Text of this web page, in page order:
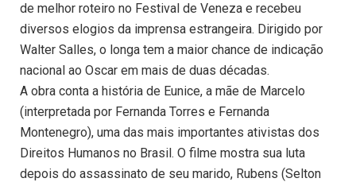
de melhor roteiro no Festival de Veneza e recebeu
diversos elogios da imprensa estrangeira. Dirigido por
Walter Salles, o longa tem a maior chance de indicação
nacional ao Oscar em mais de duas décadas.
A obra conta a história de Eunice, a mãe de Marcelo
(interpretada por Fernanda Torres e Fernanda
Montenegro), uma das mais importantes ativistas dos
Direitos Humanos no Brasil. O filme mostra sua luta
depois do assassinato de seu marido, Rubens (Selton